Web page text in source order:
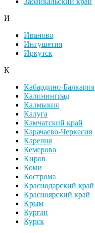
И
Иваново
Ингушетия
Иркутск
К
Кабардино-Балкария
Калининград
Калмыкия
Калуга
Камчатский край
Карачаево-Черкесия
Карелия
Кемерово
Киров
Коми
Кострома
Краснодарский край
Красноярский край
Крым
Курган
Курск